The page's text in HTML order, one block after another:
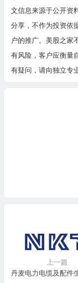
文信息来源于公开资
分享，不作为投资依
户的推广。美股之家
有风险，客户应衡量
有疑问，请向独立专
上一篇